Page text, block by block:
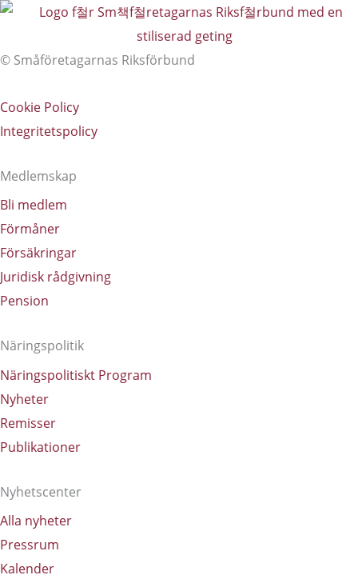
© Småföretagarnas Riksförbund
Cookie Policy
Integritetspolicy
Medlemskap
Bli medlem
Förmåner
Försäkringar
Juridisk rådgivning
Pension
Näringspolitik
Näringspolitiskt Program
Nyheter
Remisser
Publikationer
Nyhetscenter
Alla nyheter
Pressrum
Kalender